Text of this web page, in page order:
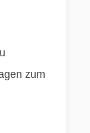
zum